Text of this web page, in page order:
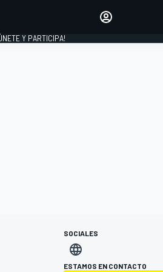
Y PARTICIPA!
SOCIALES
ESTAMOS EN CONTACTO